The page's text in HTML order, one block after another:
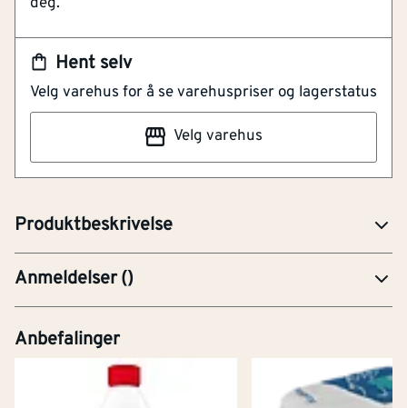
Hent selv
Velg varehus for å se varehuspriser og lagerstatus
Velg varehus
Produktbeskrivelse
Artikkelnummer 101306972
Tannsp m/trehåndt t 10mm. Denne tannsparkelen har
en bredde på 280 mm og tanning på 10 mm, og
kommer med et klassisk trehåndtak for godt grep og
kontroll. Ideell for påføring av lim ved legging av større
fliser som krever god limtykkelse og kontakt med
Anmeldelser()
Anbefalinger